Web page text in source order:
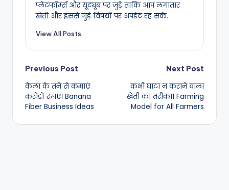
प्लेटफॉर्म्स और यूट्यूब पर जुड़ें ताकि आप लगातार
खेती और इससे जुड़े विषयों पर अपडेट रह सकें.
View All Posts
Post
navigation
Previous Post
केला के तने से कमाएं
करोड़ों रुपए। Banana
Fiber Business Ideas
Next Post
कभी घाटा न कराने वाला
खेती का तरीका। Farming
Model for All Farmers